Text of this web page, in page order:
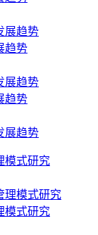
趋势
趋势
模式研究
模式研究